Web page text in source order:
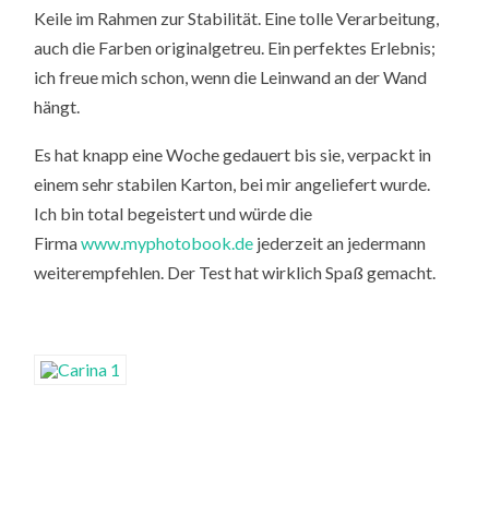
Keile im Rahmen zur Stabilität. Eine tolle Verarbeitung,
auch die Farben originalgetreu. Ein perfektes Erlebnis;
ich freue mich schon, wenn die Leinwand an der Wand
hängt.
Es hat knapp eine Woche gedauert bis sie, verpackt in
einem sehr stabilen Karton, bei mir angeliefert wurde.
Ich bin total begeistert und würde die
Firmawww.myphotobook.de jederzeit an jedermann
weiterempfehlen. Der Test hat wirklich Spaß gemacht.